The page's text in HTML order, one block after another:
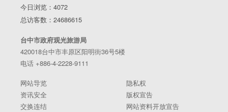
今日浏览：4072
总访客数：24686615
台中市政府观光旅游局
420018台中市丰原区阳明街36号5楼
电话 +886-4-2228-9111
网站导览
隐私权
资讯安全
版权宣告
交换连结
网站资料开放宣告